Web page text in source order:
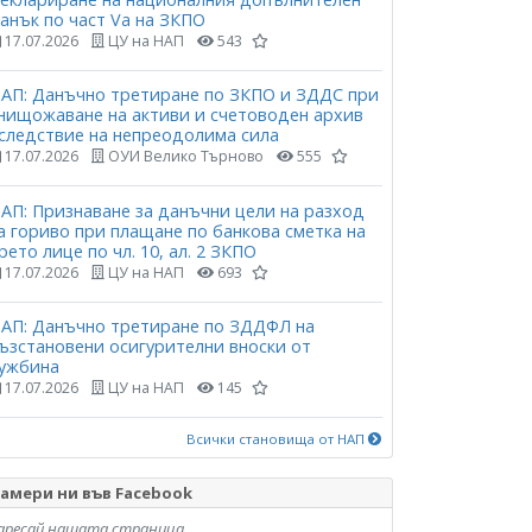
по част Vа на ЗКПО
17.07.2026 ЦУ на НАП 543
Данъчно третиране по ЗКПО и ЗДДС при
на активи и счетоводен архив
на непреодолима сила
17.07.2026 ОУИ Велико Търново 555
Признаване за данъчни цели на разход
гориво при плащане по банкова сметка на
лице по чл. 10, ал. 2 ЗКПО
17.07.2026 ЦУ на НАП 693
Данъчно третиране по ЗДДФЛ на
осигурителни вноски от
17.07.2026 ЦУ на НАП 145
Всички становища от НАП
ни във Facebook